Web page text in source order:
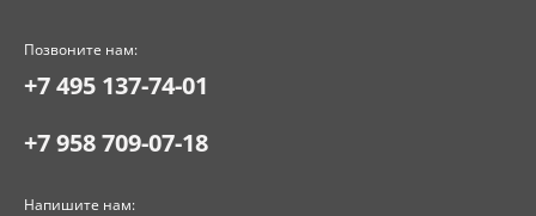
Позвоните нам:
+7 495 137-74-01
+7 958 709-07-18
Напишите нам: